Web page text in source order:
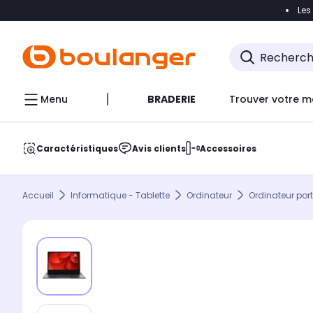
Accéder
Menu BRADERIE Trouver votre
Caractéristiques Avis clients Accessoires
Accueil Informatique - Tablette Ordinateur Ordinateur